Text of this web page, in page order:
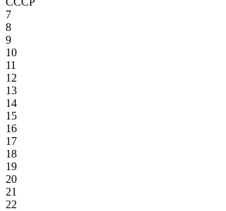
7
8
9
10
11
12
13
14
15
16
17
18
19
20
21
22